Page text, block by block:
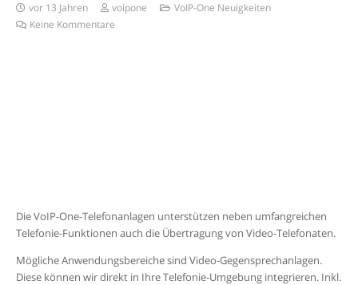
vor 13 Jahren voipone
VoIP-One Neuigkeiten
Keine Kommentare
Die VoIP-One-Telefonanlagen unterstützen neben umfangreichen
Telefonie-Funktionen auch die Übertragung von Video-Telefonaten.
Mögliche Anwendungsbereiche sind Video-Gegensprechanlagen.
Diese können wir direkt in Ihre Telefonie-Umgebung integrieren. Inkl.